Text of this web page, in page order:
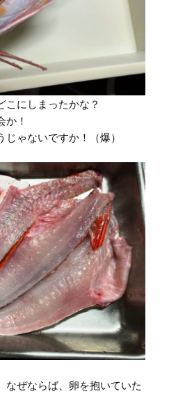
こにしまったかな？
か！
ゃないですか！（爆）
なぜならば、卵を抱いていた